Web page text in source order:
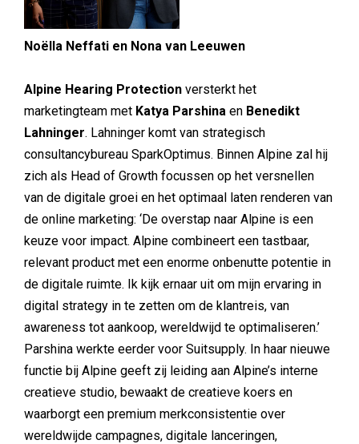
Noëlla Neffati en Nona van Leeuwen
Alpine Hearing Protection versterkt het
marketingteam met Katya Parshina en Benedikt
Lahninger. Lahninger komt van strategisch
consultancybureau SparkOptimus. Binnen Alpine zal hij
zich als Head of Growth focussen op het versnellen
van de digitale groei en het optimaal laten renderen van
de online marketing: ‘De overstap naar Alpine is een
keuze voor impact. Alpine combineert een tastbaar,
relevant product met een enorme onbenutte potentie in
de digitale ruimte. Ik kijk ernaar uit om mijn ervaring in
digital strategy in te zetten om de klantreis, van
awareness tot aankoop, wereldwijd te optimaliseren.’
Parshina werkte eerder voor Suitsupply. In haar nieuwe
functie bij Alpine geeft zij leiding aan Alpine’s interne
creatieve studio, bewaakt de creatieve koers en
waarborgt een premium merkconsistentie over
wereldwijde campagnes, digitale lanceringen,